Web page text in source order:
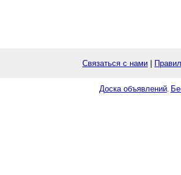
Связаться с нами
Доска объявлений.